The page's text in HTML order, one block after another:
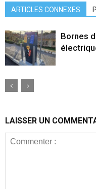
ARTICLES CONNEXES
Bornes
LAISSER UN